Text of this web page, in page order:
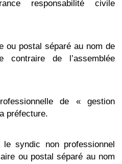
responsabilité civile
ou postal séparé au nom de
contraire de l’assemblée
de « gestion
préfecture.
syndic non professionnel
ou postal séparé au nom